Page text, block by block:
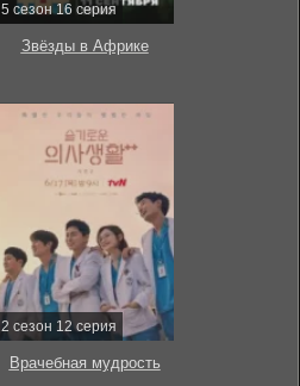
5 сезон 16 серия
Звёзды в Африке
2 сезон 12 серия
Врачебная мудрость